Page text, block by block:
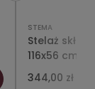
STEMA
Stelaż
116x56 cm
344,00 zł